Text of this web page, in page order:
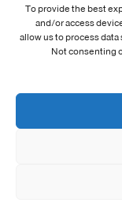
To provide the best
and/or access
allow us to process
Not consenting